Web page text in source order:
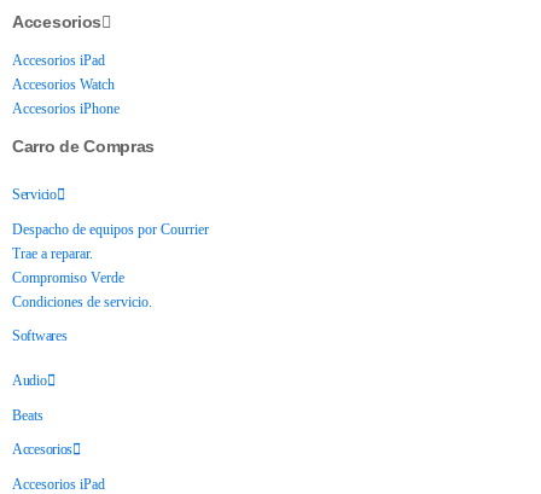
Accesorios
Accesorios iPad
Accesorios Watch
Accesorios iPhone
Carro de Compras
Servicio
Despacho de equipos por Courrier
Trae a reparar.
Compromiso Verde
Condiciones de servicio.
Softwares
Audio
Beats
Accesorios
Accesorios iPad